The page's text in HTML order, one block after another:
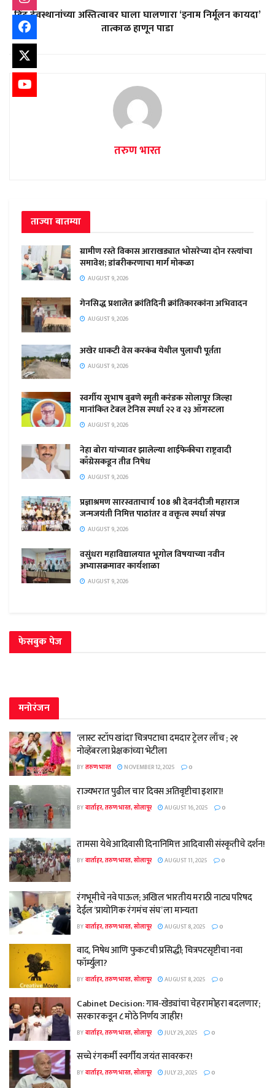
हिंदु देवस्थानांच्या अस्तित्वावर घाला घालणारा ‘इनाम निर्मूलन कायदा’
तात्काळ हाणून पाडा
तरुण भारत
ताज्या बातम्या
ग्रामीण रस्ते विकास आराखड्यात भोसरेच्या दोन रस्त्यांचा
समावेश; डांबरीकरणाचा मार्ग मोकळा
AUGUST 9, 2026
गेनसिद्ध प्रशालेत क्रांतिदिनी क्रांतिकारकांना अभिवादन
AUGUST 9, 2026
अखेर धाकटी वेस करकंब येथील पुलाची पूर्तता
AUGUST 9, 2026
स्वर्गीय सुभाष बुबणे स्मृती करंडक सोलापूर जिल्हा
मानांकित टेबल टेनिस स्पर्धा २२ व २३ ऑगस्टला
AUGUST 9, 2026
नेहा बोरा यांच्यावर झालेल्या शाईफेकीचा राष्ट्रवादी
काँग्रेसकडून तीव्र निषेध
AUGUST 9, 2026
प्रज्ञाश्रमण सारस्वताचार्य 108 श्री देवनंदीजी महाराज
जन्मजयंती निमित्त पाठांतर व वक्तृत्व स्पर्धा संपन्न
AUGUST 9, 2026
वसुंधरा महाविद्यालयात भूगोल विषयाच्या नवीन
अभ्यासक्रमावर कार्यशाळा
AUGUST 9, 2026
फेसबुक पेज
मनोरंजन
‘लास्ट स्टॉप खांदा’ चित्रपटाचा दमदार ट्रेलर लाँच ; २१
नोव्हेंबरला प्रेक्षकांच्या भेटीला
BYतरुण भारत NOVEMBER 12, 2025 0
राज्यभरात पुढील चार दिवस अतिवृष्टीचा इशारा!
BYवार्ताहर, तरुण भारत, सोलापूर AUGUST 16, 2025 0
तामसा येथे आदिवासी दिनानिमित्त आदिवासी संस्कृतीचे दर्शन!
BYवार्ताहर, तरुण भारत, सोलापूर AUGUST 11, 2025 0
रंगभूमीचे नवे पाऊल; अखिल भारतीय मराठी नाट्य परिषद
देईल ‘प्रायोगिक रंगमंच संघ’ ला मान्यता
BYवार्ताहर, तरुण भारत, सोलापूर AUGUST 8, 2025 0
वाद, निषेध आणि फुकटची प्रसिद्धी; चित्रपटसृष्टीचा नवा
फॉर्म्युला?
BYवार्ताहर, तरुण भारत, सोलापूर AUGUST 8, 2025 0
Cabinet Decision: गाव-खेड्यांचा चेहरामोहरा बदलणार;
सरकारकडून ८ मोठे निर्णय जाहीर!
BYवार्ताहर, तरुण भारत, सोलापूर JULY 29, 2025 0
सच्चे रंगकर्मी स्वर्गीय जयंत सावरकर!
BYवार्ताहर, तरुण भारत, सोलापूर JULY 23, 2025 0